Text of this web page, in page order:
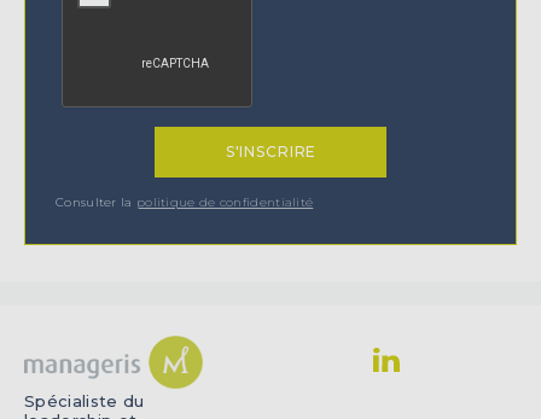
Consulter la politique de confidentialité
Spécialiste du